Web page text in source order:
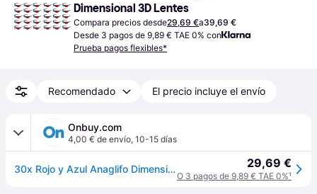
Dimensional 3D Lentes
Compara precios desde29,69 €a39,69 €
Desde 3 pagos de 9,89 € TAE 0% con
Prueba pagos flexibles*
Recomendado El precio incluye el envío
Onbuy.com
4,00 € de envío, 10-15 días
30x Rojo y Azul Anaglifo Dimensional 3D VISION Lentes para TV Movie Game DVD 29,69 €
O 3 pagos de 9,89 € TAE 0%¹